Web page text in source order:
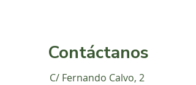
Contáctanos
C/ Fernando Calvo, 2